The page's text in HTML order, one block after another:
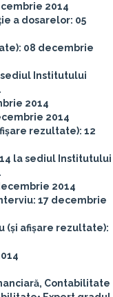
2014
a dosarelor: 05
08 decembrie
sediul Institutului
2014
2014
rezultate): 12
la sediul Institutului
2014
17 decembrie
(și afișare rezultate):
Contabilitate